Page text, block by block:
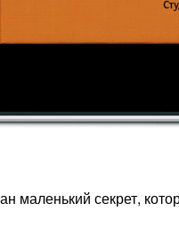
маленький секрет,